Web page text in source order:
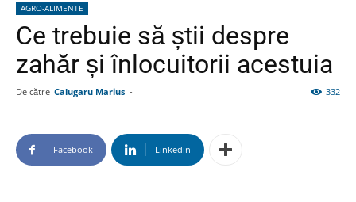
AGRO-ALIMENTE
Ce trebuie să știi despre
zahăr și înlocuitorii acestuia
De către Calugaru Marius - 332
Facebook Linkedin